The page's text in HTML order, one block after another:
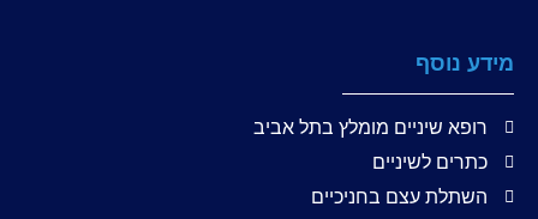
מידע נוסף
רופא שיניים מומלץ בתל אביב
כתרים לשיניים
השתלת עצם בחניכיים